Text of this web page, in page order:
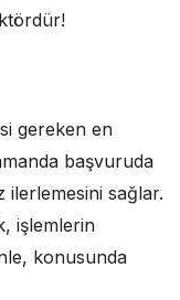
gereken en
başvuruda
ilerlemesini sağlar.
işlemlerin
konusunda